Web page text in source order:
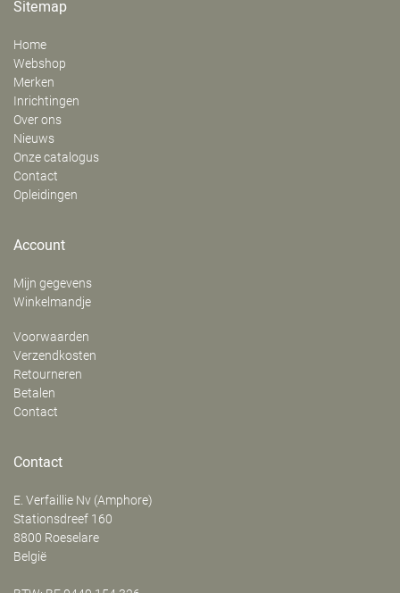
Sitemap
Home
Webshop
Merken
Inrichtingen
Over ons
Nieuws
Onze catalogus
Contact
Opleidingen
Account
Mijn gegevens
Winkelmandje
Voorwaarden
Verzendkosten
Retourneren
Betalen
Contact
Contact
E. Verfaillie Nv (Amphore)
‍Stationsdreef 160
8800 Roeselare
België